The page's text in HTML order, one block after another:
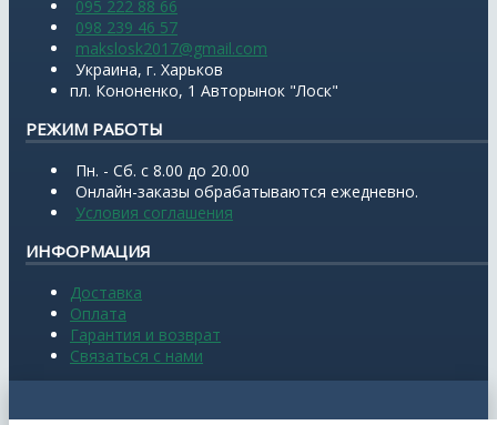
095 222 88 66
098 239 46 57
makslosk2017@gmail.com
Украина, г. Харьков
пл. Кононенко, 1 Авторынок "Лоск"
РЕЖИМ РАБОТЫ
Пн. - Сб. с 8.00 до 20.00
Онлайн-заказы обрабатываются ежедневно.
Условия соглашения
ИНФОРМАЦИЯ
Доставка
Оплата
Гарантия и возврат
Связаться с нами